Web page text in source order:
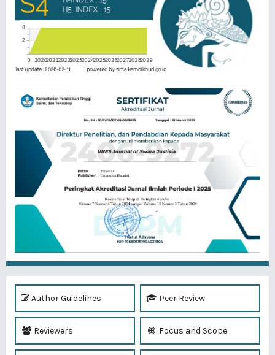
Author Guidelines Peer Review
Reviewers Focus and Scope